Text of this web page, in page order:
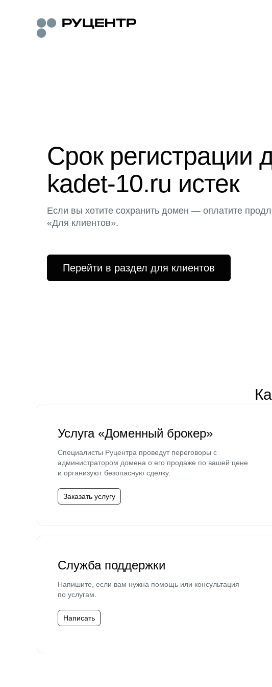
Срок регистрации
kadet-10.ru истек
Если вы хотите сохранить домен — оплатите
«Для клиентов».
Перейти в раздел для клиентов
Услуга «Доменный брокер»
Специалисты Руцентра проведут переговоры с
администратором домена о его продаже по вашей цене
и организуют безопасную сделку.
Заказать услугу
Служба поддержки
Напишите, если вам нужна помощь или консультация
по услугам.
Написать